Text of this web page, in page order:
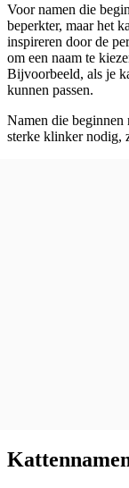
Voor namen die
beperkter, maar het
inspireren door de
om een naam te
Bijvoorbeeld, als je
kunnen passen.
Namen die beginnen
sterke klinker nodig,